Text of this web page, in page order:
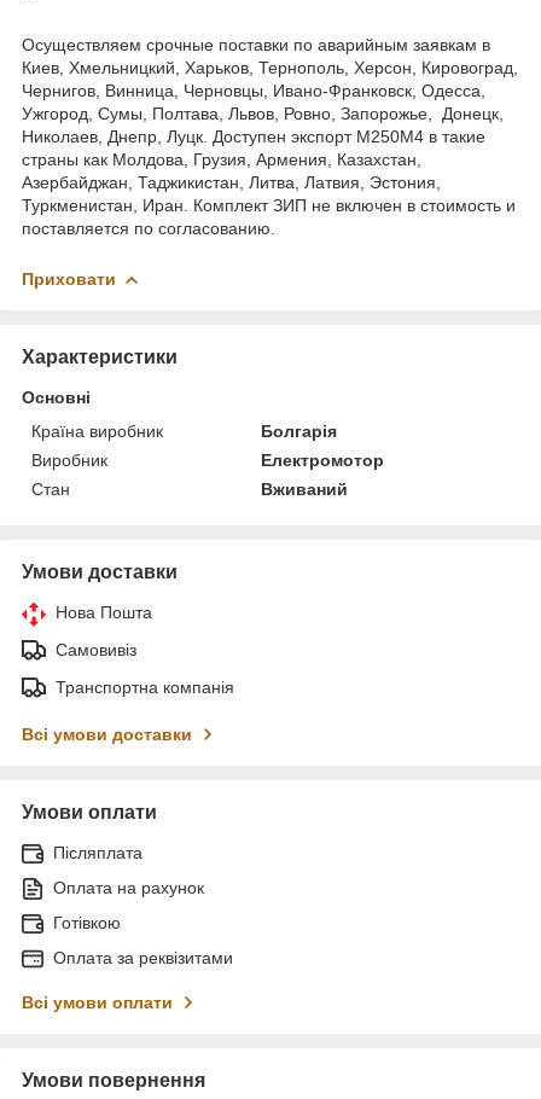
Осуществляем срочные поставки по аварийным заявкам в
Киев, Хмельницкий, Харьков, Тернополь, Херсон, Кировоград,
Чернигов, Винница, Черновцы, Ивано-Франковск, Одесса,
Ужгород, Сумы, Полтава, Львов, Ровно, Запорожье, Донецк,
Николаев, Днепр, Луцк. Доступен экспорт М250М4 в такие
страны как Молдова, Грузия, Армения, Казахстан,
Азербайджан, Таджикистан, Литва, Латвия, Эстония,
Туркменистан, Иран. Комплект ЗИП не включен в стоимость и
поставляется по согласованию.
Приховати
Характеристики
Основні
Країна виробник
Болгарія
Виробник
Електромотор
Стан
Вживаний
Умови доставки
Нова Пошта
Самовивіз
Транспортна компанія
Всі умови доставки
Умови оплати
Післяплата
Оплата на рахунок
Готівкою
Оплата за реквізитами
Всі умови оплати
Умови повернення